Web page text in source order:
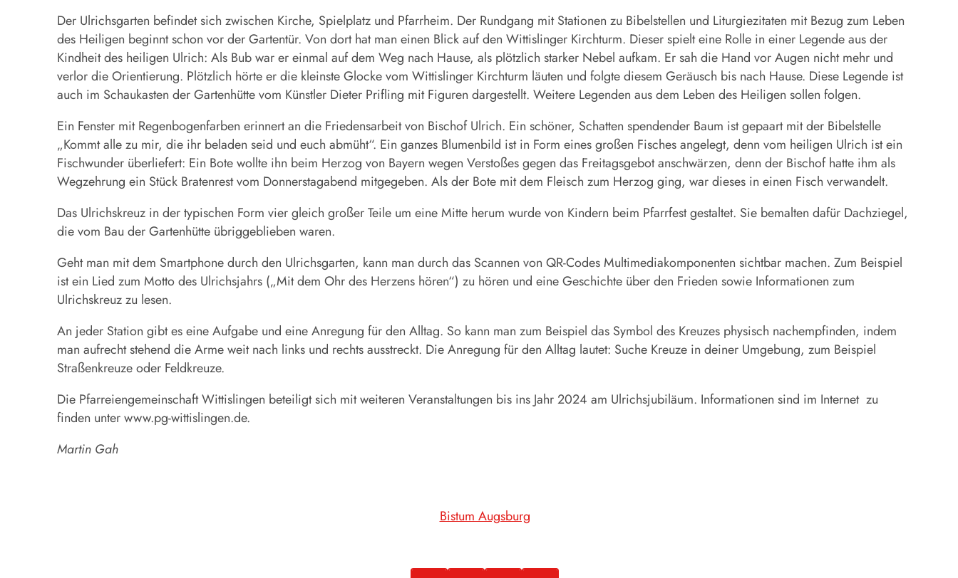
Der Ulrichsgarten befindet sich zwischen Kirche, Spielplatz und Pfarrheim. Der Rundgang mit Stationen zu Bibelstellen und Liturgiezitaten mit Bezug zum Leben
des Heiligen beginnt schon vor der Gartentür. Von dort hat man einen Blick auf den Wittislinger Kirchturm. Dieser spielt eine Rolle in einer Legende aus der
Kindheit des heiligen Ulrich: Als Bub war er einmal auf dem Weg nach Hause, als plötzlich starker Nebel aufkam. Er sah die Hand vor Augen nicht mehr und
verlor die Orientierung. Plötzlich hörte er die kleinste Glocke vom Wittislinger Kirchturm läuten und folgte diesem Geräusch bis nach Hause. Diese Legende ist
auch im Schaukasten der Gartenhütte vom Künstler Dieter Prifling mit Figuren dargestellt. Weitere Legenden aus dem Leben des Heiligen sollen folgen.
Ein Fenster mit Regenbogenfarben erinnert an die Friedensarbeit von Bischof Ulrich. Ein schöner, Schatten spendender Baum ist gepaart mit der Bibelstelle
„Kommt alle zu mir, die ihr beladen seid und euch abmüht“. Ein ganzes Blumenbild ist in Form eines großen Fisches angelegt, denn vom heiligen Ulrich ist ein
Fischwunder überliefert: Ein Bote wollte ihn beim Herzog von Bayern wegen Verstoßes gegen das Freitagsgebot anschwärzen, denn der Bischof hatte ihm als
Wegzehrung ein Stück Bratenrest vom Donnerstagabend mitgegeben. Als der Bote mit dem Fleisch zum Herzog ging, war dieses in einen Fisch verwandelt.
Das Ulrichskreuz in der typischen Form vier gleich großer Teile um eine Mitte herum wurde von Kindern beim Pfarrfest gestaltet. Sie bemalten dafür Dachziegel,
die vom Bau der Gartenhütte übriggeblieben waren.
Geht man mit dem Smartphone durch den Ulrichsgarten, kann man durch das Scannen von QR-Codes Multimediakomponenten sichtbar machen. Zum Beispiel
ist ein Lied zum Motto des Ulrichsjahrs („Mit dem Ohr des Herzens hören“) zu hören und eine Geschichte über den Frieden sowie Informationen zum
Ulrichskreuz zu lesen.
An jeder Station gibt es eine Aufgabe und eine Anregung für den Alltag. So kann man zum Beispiel das Symbol des Kreuzes physisch nachempfinden, indem
man aufrecht stehend die Arme weit nach links und rechts ausstreckt. Die Anregung für den Alltag lautet: Suche Kreuze in deiner Umgebung, zum Beispiel
Straßenkreuze oder Feldkreuze.
Die Pfarreiengemeinschaft Wittislingen beteiligt sich mit weiteren Veranstaltungen bis ins Jahr 2024 am Ulrichsjubiläum. Informationen sind im Internet zu
finden unter www.pg-wittislingen.de.
Martin Gah
Bistum Augsburg